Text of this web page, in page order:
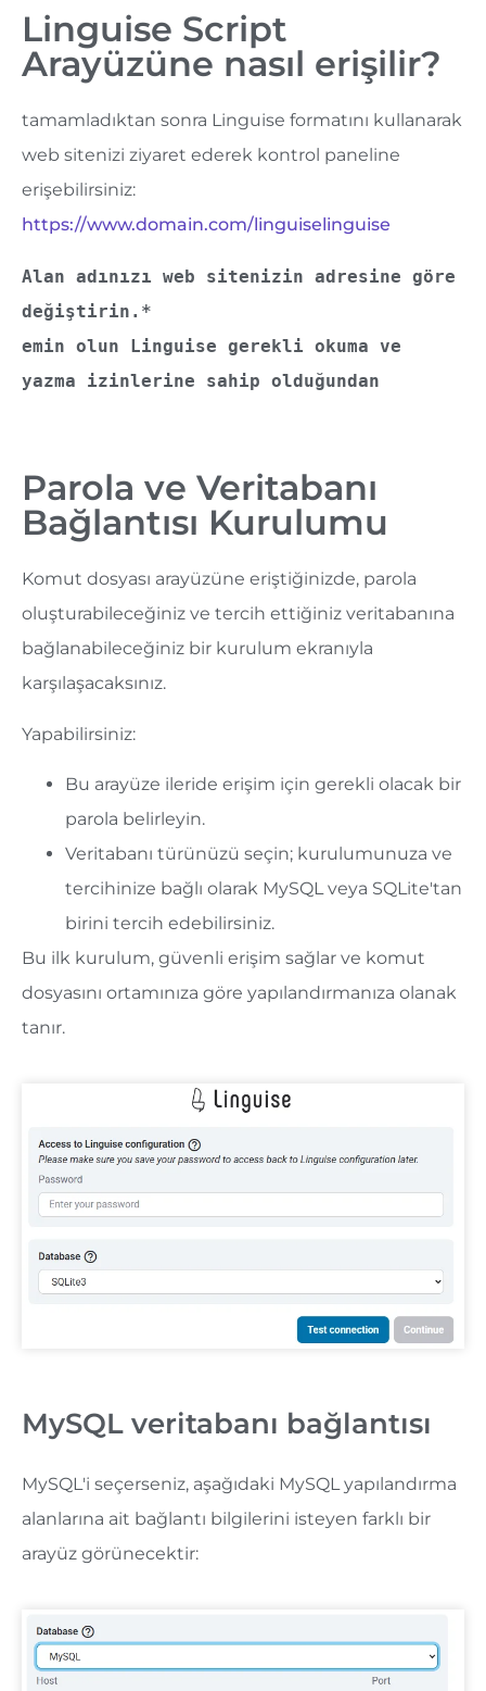
Linguise Script
Arayüzüne nasıl erişilir?
tamamladıktan sonra Linguise formatını kullanarak
web sitenizi ziyaret ederek kontrol paneline
erişebilirsiniz:
https://www.domain.com/linguiselinguise
Alan adınızı web sitenizin adresine göre
değiştirin.*
emin olun Linguise gerekli okuma ve
yazma izinlerine sahip olduğundan
Parola ve Veritabanı
Bağlantısı Kurulumu
Komut dosyası arayüzüne eriştiğinizde, parola
oluşturabileceğiniz ve tercih ettiğiniz veritabanına
bağlanabileceğiniz bir kurulum ekranıyla
karşılaşacaksınız.
Yapabilirsiniz:
Bu arayüze ileride erişim için gerekli olacak bir
parola belirleyin.
Veritabanı türünüzü seçin; kurulumunuza ve
tercihinize bağlı olarak MySQL veya SQLite'tan
birini tercih edebilirsiniz.
Bu ilk kurulum, güvenli erişim sağlar ve komut
dosyasını ortamınıza göre yapılandırmanıza olanak
tanır.
MySQL veritabanı bağlantısı
MySQL'i seçerseniz, aşağıdaki MySQL yapılandırma
alanlarına ait bağlantı bilgilerini isteyen farklı bir
arayüz görünecektir: